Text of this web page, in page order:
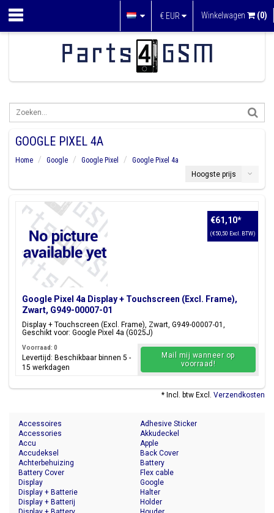
€ EUR Winkelwagen (0)
GOOGLE PIXEL 4A
Home Google Google Pixel
Google Pixel 4a
Hoogste prijs
Google Pixel 4a Display + Touchscreen (Excl. Frame),
Zwart, G949-00007-01
Display + Touchscreen (Excl. Frame), Zwart, G949-00007-01,
Geschikt voor: Google Pixel 4a (G025J)
€61,10*
(€50,50 Excl. BTW)
Voorraad: 0
Levertijd: Beschikbaar binnen 5 -
15 werkdagen
Mail mij wanneer op
voorraad!
* Incl. btw Excl. Verzendkosten
Accessoires
Accessories
Accu
Accudeksel
Achterbehuizing
Adhesive Sticker
Akkudeckel
Apple
Back Cover
Battery
Battery Cover
Display
Display + Batterie
Display + Batterij
Flex cable
Google
Halter
Holder